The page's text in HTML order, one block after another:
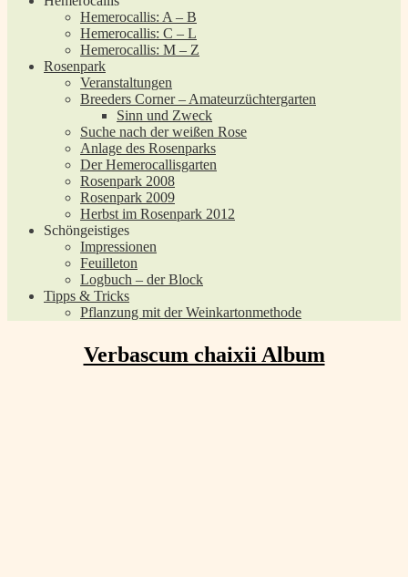
Hemerocallis: A – B
Hemerocallis: C – L
Hemerocallis: M – Z
Rosenpark
Veranstaltungen
Breeders Corner – Amateurzüchtergarten
Sinn und Zweck
Suche nach der weißen Rose
Anlage des Rosenparks
Der Hemerocallisgarten
Rosenpark 2008
Rosenpark 2009
Herbst im Rosenpark 2012
Schöngeistiges
Impressionen
Feuilleton
Logbuch – der Block
Tipps & Tricks
Pflanzung mit der Weinkartonmethode
Verbascum chaixii Album